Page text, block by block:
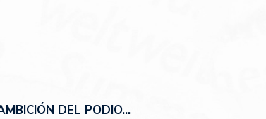
DEL PODIO…